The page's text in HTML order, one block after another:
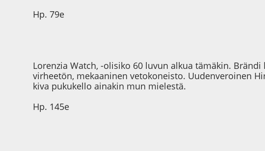
Hp. 79e
Lorenzia Watch, -olisiko 60 luvun alkua tämäkin.
virheetön, mekaaninen vetokoneisto. Uudenveroinen
kiva pukukello ainakin mun mielestä.
Hp. 145e